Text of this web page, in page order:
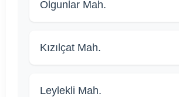
Olgunlar Mah.
Kızılçat Mah.
Leylekli Mah.